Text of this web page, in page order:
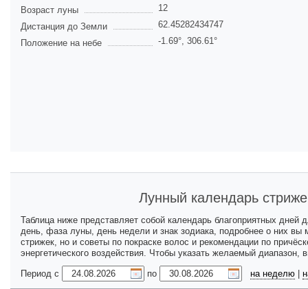
Возраст луны
12
Дистанция до Земли
62.45282434747
Положение на небе
-1.69°, 306.61°
Лунный календарь
Таблица ниже представляет собой календарь благоприятных
день, фаза луны, день недели и знак зодиака, подробнее о них вы
стрижек, но и советы по покраске волос и рекомендации по
энергетического воздействия. Чтобы указать желаемый
Период с
по на неделю